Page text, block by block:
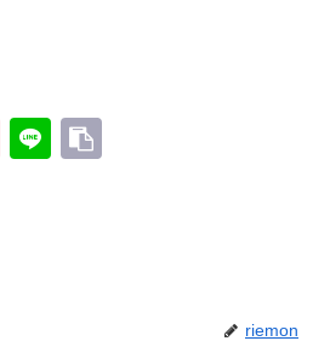
riemon